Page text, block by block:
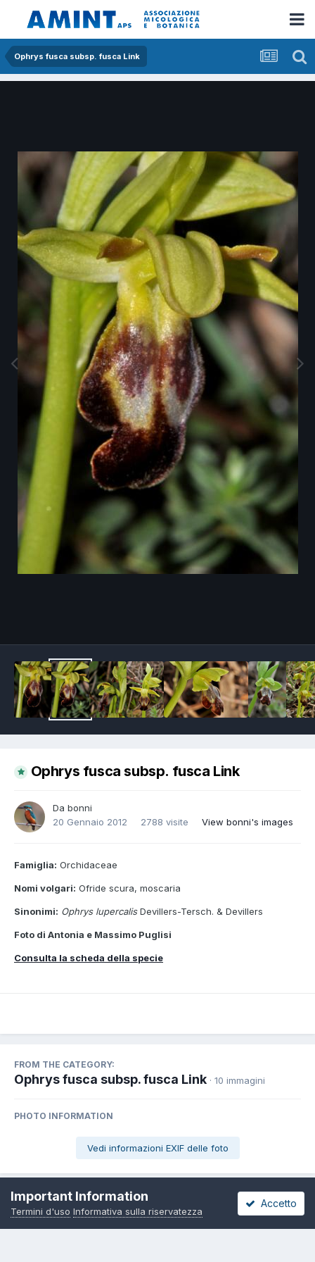
Ophrys fusca subsp. fusca Link
Ophrys fusca subsp. fusca Link
Da bonni
20 Gennaio 2012
2788 visite View bonni's images
Famiglia: Orchidaceae
Nomi volgari: Ofride scura, moscaria
Sinonimi: Ophrys lupercalisDevillers-Tersch. & Devillers
Foto di Antonia e Massimo Puglisi
Consulta la scheda della specie
FROM THE CATEGORY:
Ophrys fusca subsp. fusca Link · 10 immagini
PHOTO INFORMATION
Vedi informazioni EXIF delle foto
Share Seguaci
Important Information
Termini d'uso Informativa sulla riservatezza
Accetto